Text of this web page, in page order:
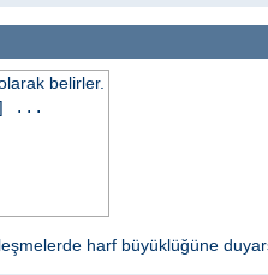
belirler.
...
harf büyüklüğüne